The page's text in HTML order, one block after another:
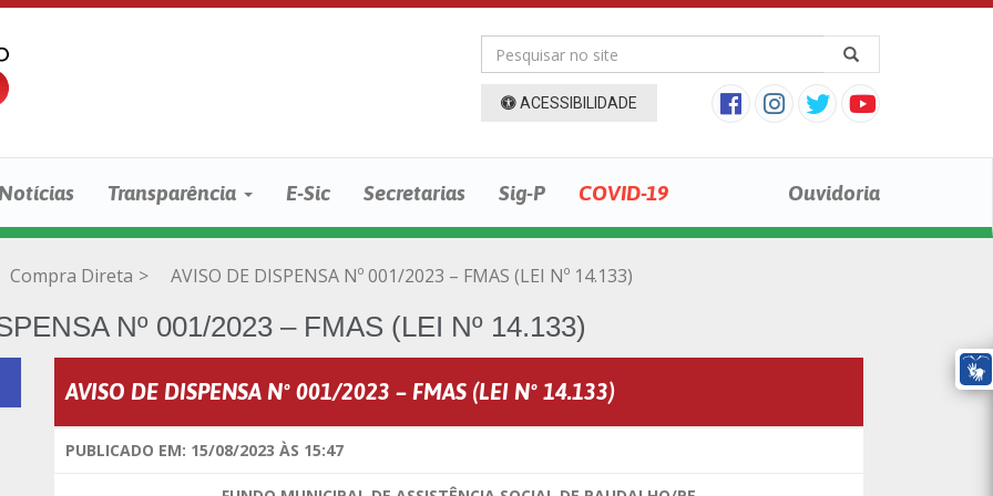
ACESSIBILIDADE
Transparência E-Sic Secretarias Sig-P COVID-19 Ouvidoria
Compra Direta > AVISO DE DISPENSA Nº 001/2023 – FMAS (LEI Nº 14.133)
Nº 001/2023 – FMAS (LEI Nº 14.133)
AVISO DE DISPENSA Nº 001/2023 – FMAS (LEI Nº 14.133)
PUBLICADO EM: 15/08/2023 ÀS 15:47